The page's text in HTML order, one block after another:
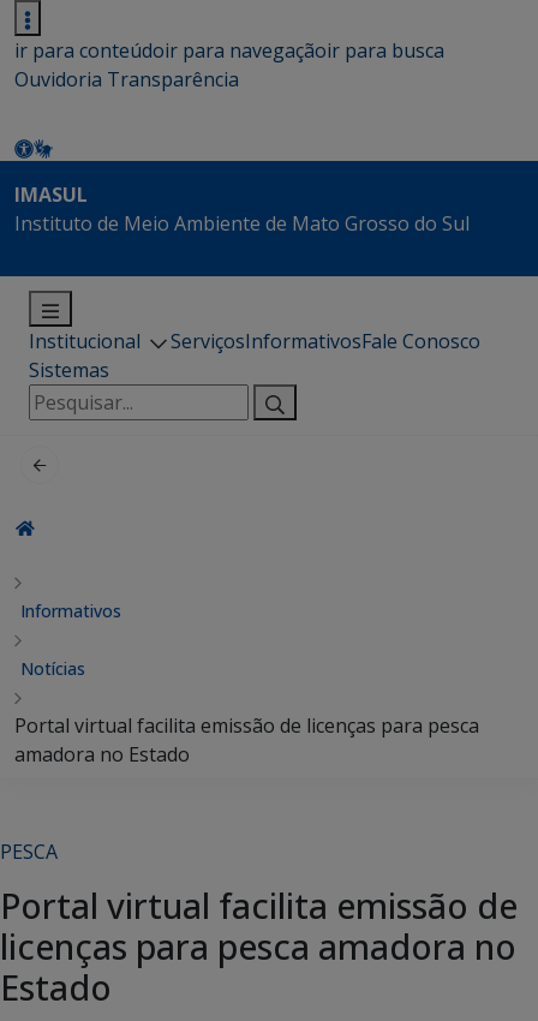
ir para conteúdoir para navegaçãoir para busca
Ouvidoria Transparência
IMASUL
Instituto de Meio Ambiente de Mato Grosso do Sul
Institucional ServiçosInformativosFale Conosco
Sistemas
Pesquisar
por:
Informativos
Notícias
Portal virtual facilita emissão de licenças para pesca
amadora no Estado
PESCA
Portal virtual facilita emissão de
licenças para pesca amadora no
Estado